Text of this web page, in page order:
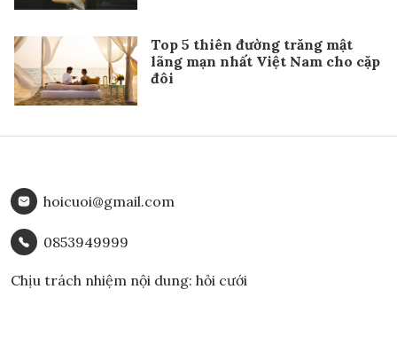
Top 5 thiên đường trăng mật
lãng mạn nhất Việt Nam cho cặp
đôi
hoicuoi@gmail.com
0853949999
Chịu trách nhiệm nội dung: hỏi cưới